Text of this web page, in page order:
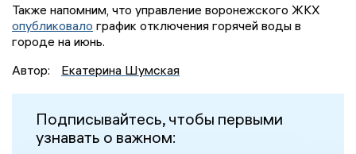
Также напомним, что управление воронежского ЖКХ
опубликовало график отключения горячей воды в
городе на июнь.
Автор:
Екатерина Шумская
Подписывайтесь, чтобы первыми
узнавать о важном: